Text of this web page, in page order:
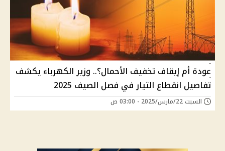
عودة أم إيقاف تخفيف الأحمال؟.. وزير الكهرباء يكشف
تفاصيل انقطاع التيار في فصل الصيف 2025
السبت 22/مارس/2025 - 03:00 ص